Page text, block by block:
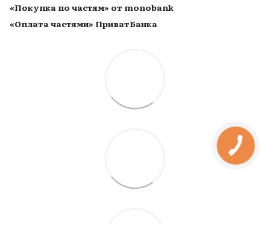
«Покупка по частям» от monobank
«Оплата частями» ПриватБанка